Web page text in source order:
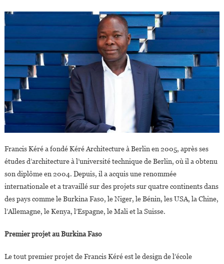
Francis Kéré a fondé Kéré Architecture à Berlin en 2005, après ses
études d’architecture à l’université technique de Berlin, où il a obtenu
son diplôme en 2004. Depuis, il a acquis une renommée
internationale et a travaillé sur des projets sur quatre continents dans
des pays comme le Burkina Faso, le Niger, le Bénin, les USA, la Chine,
l’Allemagne, le Kenya, l’Espagne, le Mali et la Suisse.
Premier projet au Burkina Faso
Le tout premier projet de Francis Kéré est le design de l’école